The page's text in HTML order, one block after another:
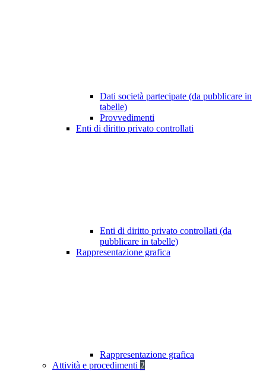
Dati società partecipate (da pubblicare in
tabelle)
Provvedimenti
Enti di diritto privato controllati
Enti di diritto privato controllati (da
pubblicare in tabelle)
Rappresentazione grafica
Rappresentazione grafica
Attività e procedimenti 2